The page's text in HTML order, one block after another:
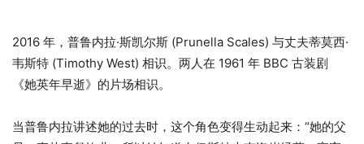
2016 年，普鲁内拉·斯凯尔斯 (Prunella Scales) 与丈夫蒂莫西·
韦斯特 (Timothy West) 相识。两人在 1961 年 BBC 古装剧
《她英年早逝》的片场相识。
当普鲁内拉讲述她的过去时，这个角色变得生动起来：“她的父